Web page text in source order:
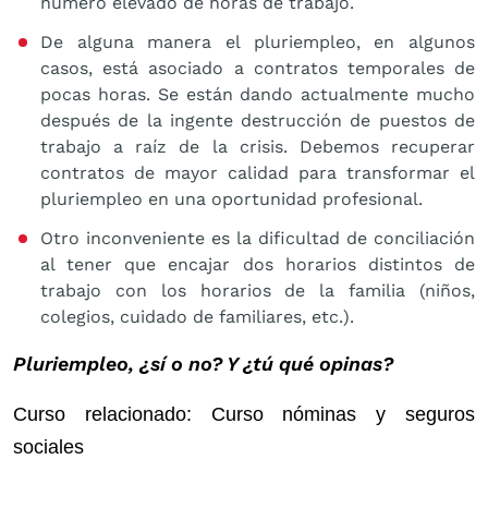
De alguna manera el pluriempleo, en algunos
casos, está asociado a contratos temporales de
pocas horas. Se están dando actualmente mucho
después de la ingente destrucción de puestos de
trabajo a raíz de la crisis. Debemos recuperar
contratos de mayor calidad para transformar el
pluriempleo en una oportunidad profesional.
Otro inconveniente es la dificultad de conciliación
al tener que encajar dos horarios distintos de
trabajo con los horarios de la familia (niños,
colegios, cuidado de familiares, etc.).
Pluriempleo, ¿sí o no? Y ¿tú qué opinas?
Curso relacionado: Curso nóminas y seguros
sociales